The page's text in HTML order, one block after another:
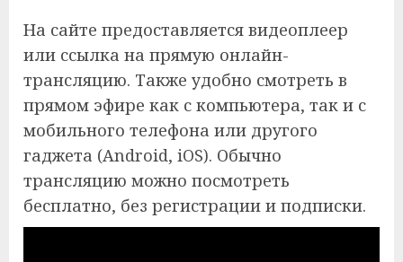
На сайте предоставляется видеоплеер
или ссылка на прямую онлайн-
трансляцию. Также удобно смотреть в
прямом эфире как с компьютера, так и с
мобильного телефона или другого
гаджета (Android, iOS). Обычно
трансляцию можно посмотреть
бесплатно, без регистрации и подписки.